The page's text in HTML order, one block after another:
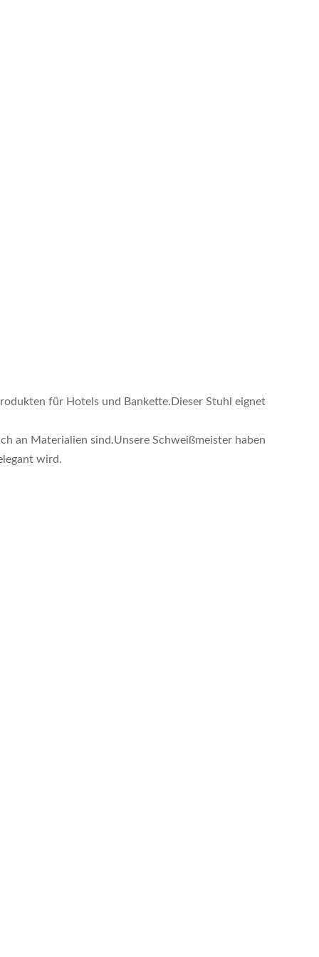
für Hotels und Bankette.Dieser Stuhl eignet
an Materialien sind.Unsere Schweißmeister haben
wird.